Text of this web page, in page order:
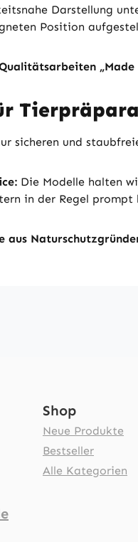
Darstellung
Position
„Made
sicheren und
Die Modelle halten
in der Regel prompt
Shop
Neue Produkte
Bestseller
Alle Kategorien